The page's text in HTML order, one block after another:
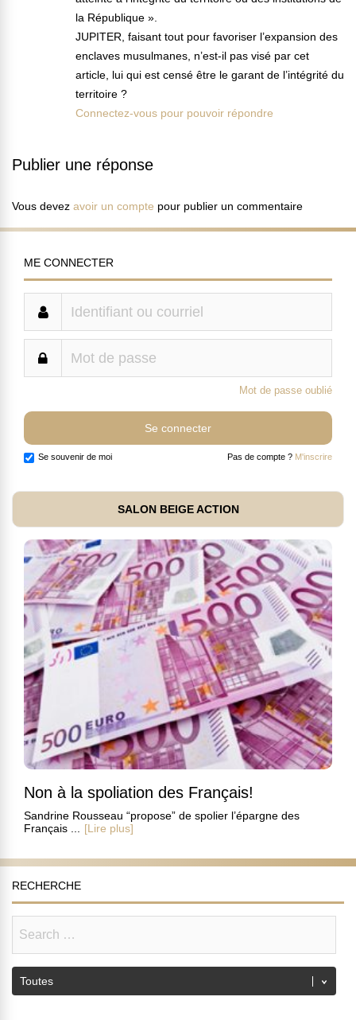
la République ».
JUPITER, faisant tout pour favoriser l’expansion des
enclaves musulmanes, n’est-il pas visé par cet
article, lui qui est censé être le garant de l’intégrité du
territoire ?
Connectez-vous pour pouvoir répondre
Publier une réponse
Vous devez avoir un compte pour publier un commentaire
ME CONNECTER
Mot de passe oublié
Se souvenir de moi Pas de compte ? M'inscrire
SALON BEIGE ACTION
Non à la spoliation des Français!
Sandrine Rousseau “propose” de spolier l’épargne des
Français ... [Lire plus]
RECHERCHE